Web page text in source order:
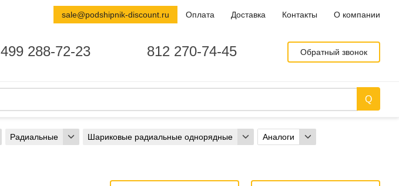
Радиальные Шариковые радиальные однорядные Аналоги
499 288-72-23 812 270-74-45 Обратный звонок
sale@podshipnik-discount.ru Оплата Доставка Контакты О компании